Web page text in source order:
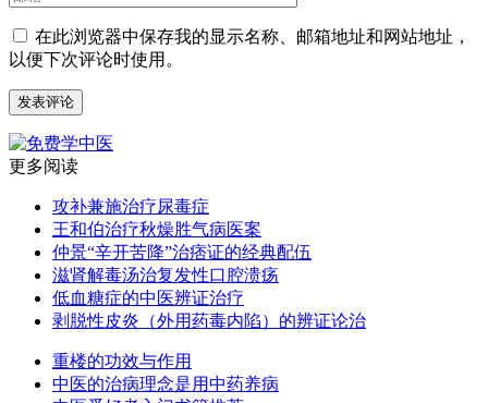
在此浏览器中保存我的显示名称、邮箱地址和网站地址，
以便下次评论时使用。
更多阅读
攻补兼施治疗尿毒症
王和伯治疗秋燥胜气病医案
仲景“辛开苦降”治痞证的经典配伍
滋肾解毒汤治复发性口腔溃疡
低血糖症的中医辨证治疗
剥脱性皮炎（外用药毒内陷）的辨证论治
重楼的功效与作用
中医的治病理念是用中药养病